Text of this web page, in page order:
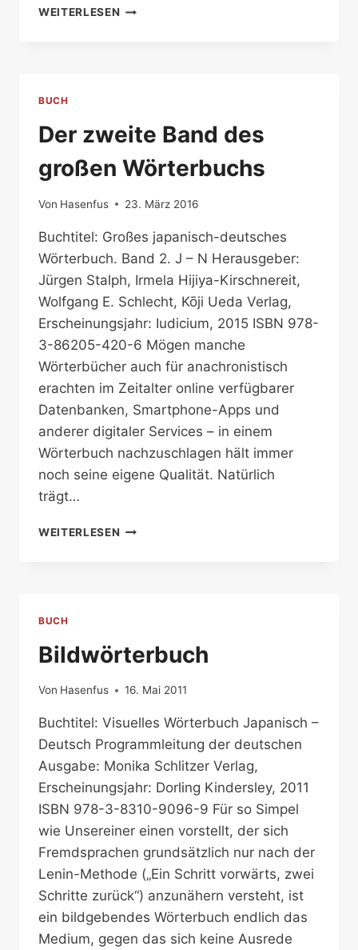
WEITERLESEN DER
BUCH
Der zweite Band des
großen Wörterbuchs
Von Hasenfus 23. März 2016
Buchtitel: Großes japanisch-deutsches
Wörterbuch. Band 2. J – N Herausgeber:
Jürgen Stalph, Irmela Hijiya-Kirschnereit,
Wolfgang E. Schlecht, Kōji Ueda Verlag,
Erscheinungsjahr: Iudicium, 2015 ISBN 978-
3-86205-420-6 Mögen manche
Wörterbücher auch für anachronistisch
erachten im Zeitalter online verfügbarer
Datenbanken, Smartphone-Apps und
anderer digitaler Services – in einem
Wörterbuch nachzuschlagen hält immer
noch seine eigene Qualität. Natürlich
trägt…
WEITERLESEN DER
BUCH
Bildwörterbuch
Von Hasenfus 16. Mai 2011
Buchtitel: Visuelles Wörterbuch Japanisch –
Deutsch Programmleitung der deutschen
Ausgabe: Monika Schlitzer Verlag,
Erscheinungsjahr: Dorling Kindersley, 2011
ISBN 978-3-8310-9096-9 Für so Simpel
wie Unsereiner einen vorstellt, der sich
Fremdsprachen grundsätzlich nur nach der
Lenin-Methode („Ein Schritt vorwärts, zwei
Schritte zurück“) anzunähern versteht, ist
ein bildgebendes Wörterbuch endlich das
Medium, gegen das sich keine Ausrede